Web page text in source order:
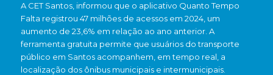
A CET Santos, informou que o aplicativo Quanto Tempo
Falta registrou 47 milhões de acessos em 2024, um
aumento de 23,6% em relação ao ano anterior. A
ferramenta gratuita permite que usuários do transporte
público em Santos acompanhem, em tempo real, a
localização dos ônibus municipais e intermunicipais.